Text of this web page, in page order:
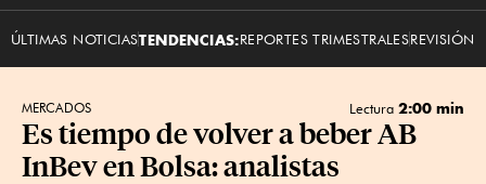
ÚLTIMAS NOTICIASTENDENCIAS:REPORTES TRIMESTRALESREVISIÓN
MERCADOS Lectura 2:00 min
Es tiempo de volver a beber AB
InBev en Bolsa: analistas